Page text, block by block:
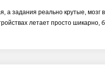
задания реально крутые, мозг
летает просто